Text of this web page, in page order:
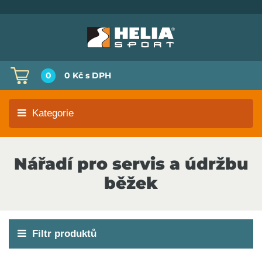
0 0 Kč s DPH
Kategorie
Nářadí pro servis a údržbu
běžek
Filtr produktů